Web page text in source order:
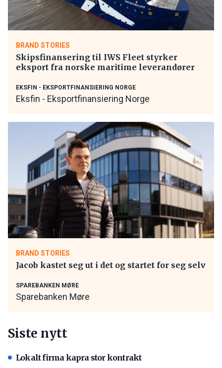
BRAND STORIES
Skipsfinansering til IWS Fleet styrker
eksport fra norske maritime leverandører
EKSFIN - EKSPORTFINANSIERING NORGE
Eksfin - Eksportfinansiering Norge
BRAND STORIES
Jacob kastet seg ut i det og startet for seg selv
SPAREBANKEN MØRE
Sparebanken Møre
Siste nytt
Lokalt firma kapra stor kontrakt